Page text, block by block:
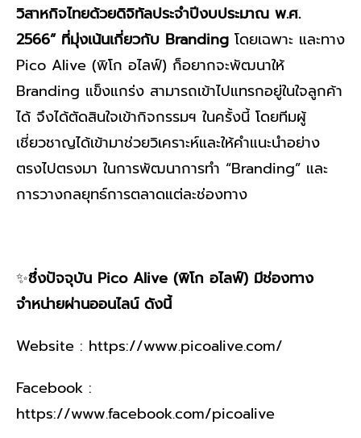
วิสาหกิจไทยด้วยดิจิทัลประจำปีงบประมาณ พ.ศ.
2566” ที่มุ่งเน้นเกี่ยวกับ Branding โดยเฉพาะ และทาง
Pico Alive (พิโก อไลฟ์) ก็อยากจะพัฒนาให้
Branding แข็งแกร่ง สามารถเข้าไปแทรกอยู่ในใจลูกค้า
ได้ จึงได้ตัดสินใจเข้ากิจกรรมฯ ในครั้งนี้ โดยทีมผู้
เชี่ยวชาญได้เข้ามาช่วยวิเคราะห์และให้คำแนะนำอย่าง
ตรงไปตรงมา ในการพัฒนาการทำ “Branding” และ
การวางกลยุทธ์การตลาดแต่ละช่องทาง
✨ชึ่งปัจจุบัน Pico Alive (พิโก อไลฟ์) มีช่องทาง
จำหน่ายผ่านออนไลน์ ดังนี้
Website : https://www.picoalive.com/
Facebook :
https://www.facebook.com/picoalive